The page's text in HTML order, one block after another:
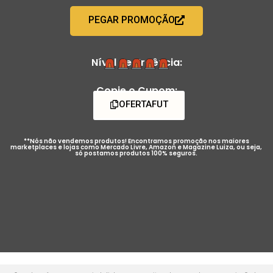
PEGAR PROMOÇÃO
Nível de Urgência:
Copie o Cupom:
OFERTAFUT
**Nós não vendemos produtos! Encontramos promoção nos maiores
marketplaces e lojas como Mercado Livre, Amazon e Magazine Luiza, ou seja,
só postamos produtos 100% seguros.